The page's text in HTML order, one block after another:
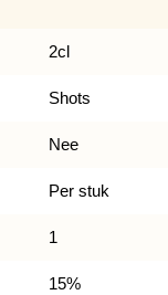
2cl
Shots
Nee
Per stuk
1
15%